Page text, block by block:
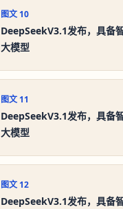
图文 10
DeepSeekV3.1发布，具备
大模型
图文 11
DeepSeekV3.1发布，具备
大模型
图文 12
DeepSeekV3.1发布，具备